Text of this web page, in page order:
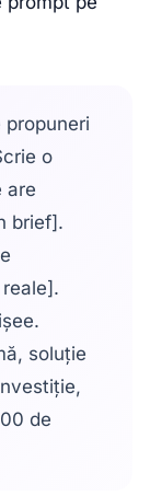
propuneri
o
are
brief].
soluție
de